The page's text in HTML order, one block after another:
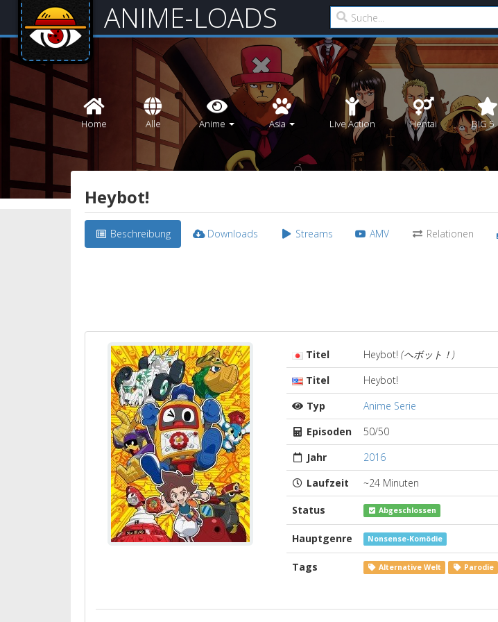
ANIME-LOADS
Home Alle Anime Asia Live Action Hentai BIG 5
Heybot!
Beschreibung Downloads Streams AMV Relationen
Titel Heybot! (ヘボット！)
Titel
Heybot!
Typ
Anime Serie
Episoden
50/50
Jahr
2016
Laufzeit
~24 Minuten
Status Abgeschlossen
Hauptgenre Nonsense-Komödie
Tags Alternative Welt Parodie